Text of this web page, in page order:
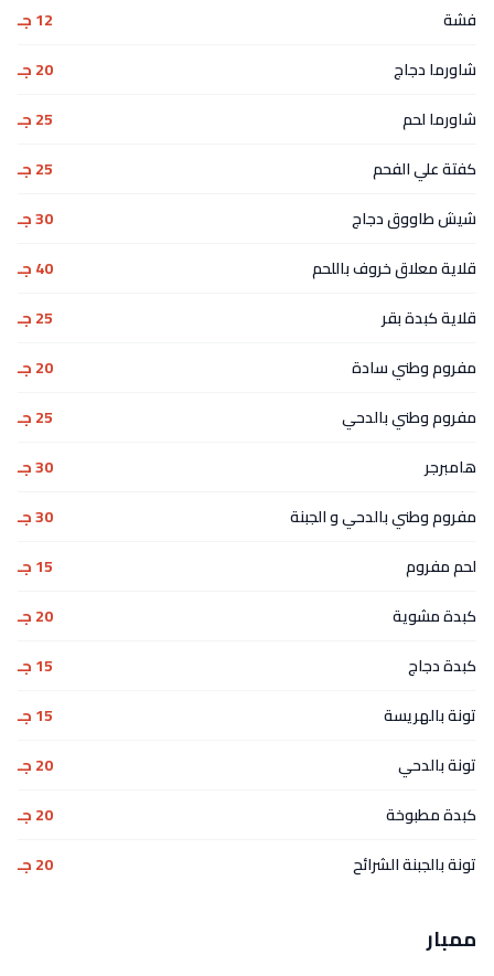
فشة
12 جـ
شاورما دجاج
20 جـ
شاورما لحم
25 جـ
كفتة علي الفحم
25 جـ
شيش طاووق دجاج
30 جـ
قلاية معلاق خروف باللحم
40 جـ
قلاية كبدة بقر
25 جـ
مفروم وطني سادة
20 جـ
مفروم وطني بالدحي
25 جـ
هامبرجر
30 جـ
مفروم وطني بالدحي و الجبنة
30 جـ
لحم مفروم
15 جـ
كبدة مشوية
20 جـ
كبدة دجاج
15 جـ
تونة بالهريسة
15 جـ
تونة بالدحي
20 جـ
كبدة مطبوخة
20 جـ
تونة بالجبنة الشرائح
20 جـ
ممبار